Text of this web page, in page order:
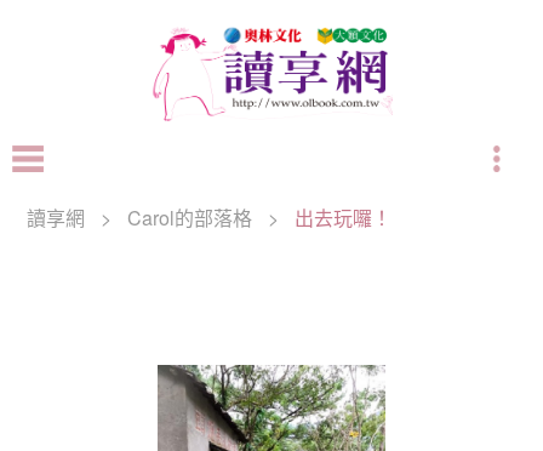
讀享網 > Carol的部落格 > 出去玩囉！